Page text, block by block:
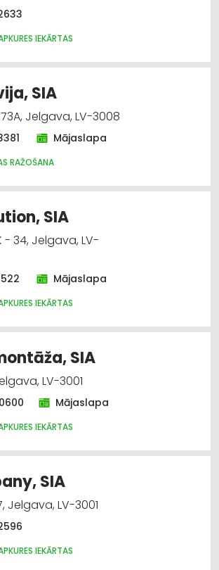
IEKĀRTAS
SIA
Jelgava, LV-3008
Mājaslapa
RAŽOŠANA
SIA
- 34, Jelgava, LV-
Mājaslapa
IEKĀRTAS
SIA
LV-3001
Mājaslapa
IEKĀRTAS
SIA
Jelgava, LV-3001
IEKĀRTAS